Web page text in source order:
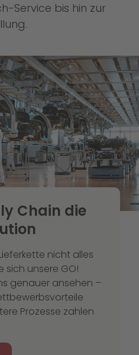
Service bis hin zur
Chain die
nicht alles
sich unsere GO!
genauer ansehen –
Prozesse zahlen